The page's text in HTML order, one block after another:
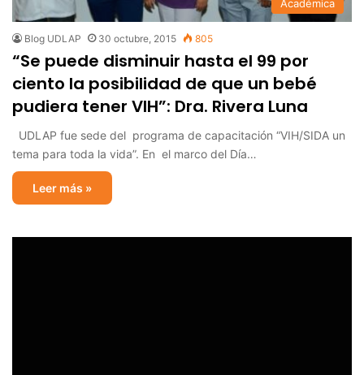
Académica
Blog UDLAP 30 octubre, 2015 805
“Se puede disminuir hasta el 99 por
ciento la posibilidad de que un bebé
pudiera tener VIH”: Dra. Rivera Luna
UDLAP fue sede del programa de capacitación “VIH/SIDA un
tema para toda la vida”. En el marco del Día…
Leer más »